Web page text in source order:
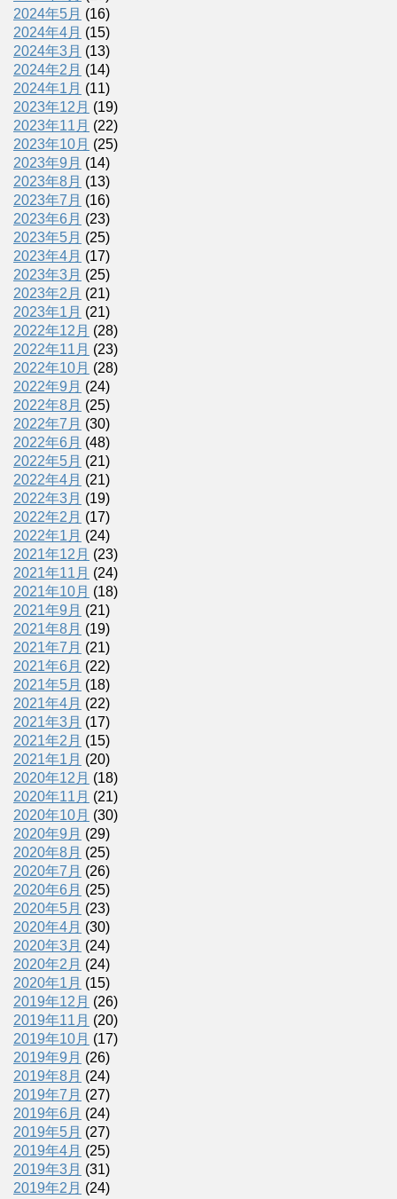
2024年5月 (16)
2024年4月 (15)
2024年3月 (13)
2024年2月 (14)
2024年1月 (11)
2023年12月 (19)
2023年11月 (22)
2023年10月 (25)
2023年9月 (14)
2023年8月 (13)
2023年7月 (16)
2023年6月 (23)
2023年5月 (25)
2023年4月 (17)
2023年3月 (25)
2023年2月 (21)
2023年1月 (21)
2022年12月 (28)
2022年11月 (23)
2022年10月 (28)
2022年9月 (24)
2022年8月 (25)
2022年7月 (30)
2022年6月 (48)
2022年5月 (21)
2022年4月 (21)
2022年3月 (19)
2022年2月 (17)
2022年1月 (24)
2021年12月 (23)
2021年11月 (24)
2021年10月 (18)
2021年9月 (21)
2021年8月 (19)
2021年7月 (21)
2021年6月 (22)
2021年5月 (18)
2021年4月 (22)
2021年3月 (17)
2021年2月 (15)
2021年1月 (20)
2020年12月 (18)
2020年11月 (21)
2020年10月 (30)
2020年9月 (29)
2020年8月 (25)
2020年7月 (26)
2020年6月 (25)
2020年5月 (23)
2020年4月 (30)
2020年3月 (24)
2020年2月 (24)
2020年1月 (15)
2019年12月 (26)
2019年11月 (20)
2019年10月 (17)
2019年9月 (26)
2019年8月 (24)
2019年7月 (27)
2019年6月 (24)
2019年5月 (27)
2019年4月 (25)
2019年3月 (31)
2019年2月 (24)